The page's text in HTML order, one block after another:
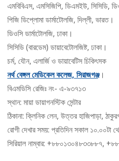
এমবিবিএস, এমসিজিপি, ডিএমইউ, সিসিডি,
পিজি ডিপ্লোমা ডার্মাটোলজি, দিল্লী, ভারত।
ডিওসি ডার্মাটোলজি, ঢাকা।
সিসিডি (বারডেম) ডায়াবেটোলজিষ্ট, ঢাকা।
চর্ম, যৌন, এলার্জি ও ডায়াবেটিস চিকিৎসক
নর্থ বেঙ্গল মেডিকেল কলেজ, সিরাজগঞ্জ।
বিএমডিসি রেজিঃ নং- এ-৯৩৭১৩
স্থান: মায়া ডায়াগনস্টিক সেন্টার
ঠিকানা: ক্লিনিক লেন, উত্তর হাজিপাড়া,
রোগী দেখার সময়: প্রতিদিন সকাল ১০.০০টা
সিরিয়াল নাম্বার: +৮৮০১৩০৪৮৩৩৮৮৭,